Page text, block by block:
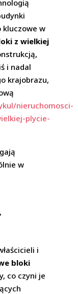
kluczowe w
z wielkiej
i nadal
krajobrazu,
nieruchomosci-
plycie-
w
i
bloki
co czyni je